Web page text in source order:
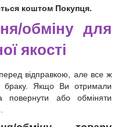
коштом Покупця.
обміну для
якості
відправкою, але все ж
браку. Якщо Ви отримали
повернути або обміняти